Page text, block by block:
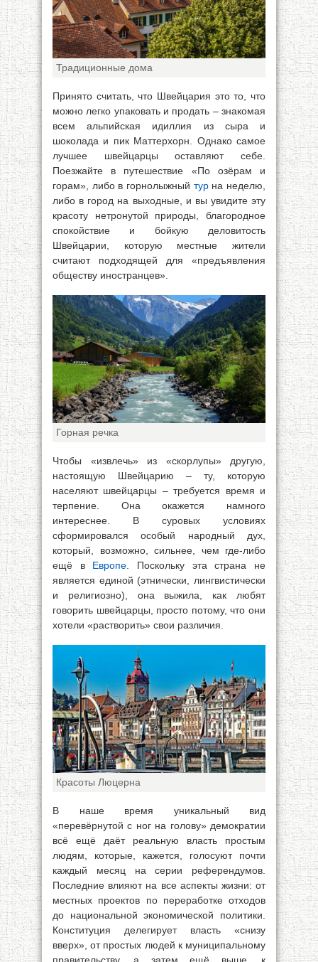
Традиционные дома
Принято считать, что Швейцария это то, что
можно легко упаковать и продать – знакомая
всем альпийская идиллия из сыра и
шоколада и пик Маттерхорн. Однако самое
лучшее швейцарцы оставляют себе.
Поезжайте в путешествие «По озёрам и
горам», либо в горнолыжный турна неделю,
либо в город на выходные, и вы увидите эту
красоту нетронутой природы, благородное
спокойствие и бойкую деловитость
Швейцарии, которую местные жители
считают подходящей для «предъявления
обществу иностранцев».
Горная речка
Чтобы «извлечь» из «скорлупы» другую,
настоящую Швейцарию – ту, которую
населяют швейцарцы – требуется время и
терпение. Она окажется намного
интереснее. В суровых условиях
сформировался особый народный дух,
который, возможно, сильнее, чем где-либо
ещё в Европе . Поскольку эта страна не
является единой (этнически, лингвистически
и религиозно), она выжила, как любят
говорить швейцарцы, просто потому, что они
хотели «растворить» свои различия.
Красоты Люцерна
В наше время уникальный вид
«перевёрнутой с ног на голову» демократии
всё ещё даёт реальную власть простым
людям, которые, кажется, голосуют почти
каждый месяц на серии референдумов.
Последние влияют на все аспекты жизни: от
местных проектов по переработке отходов
до национальной экономической политики.
Конституция делегирует власть «снизу
вверх», от простых людей к муниципальному